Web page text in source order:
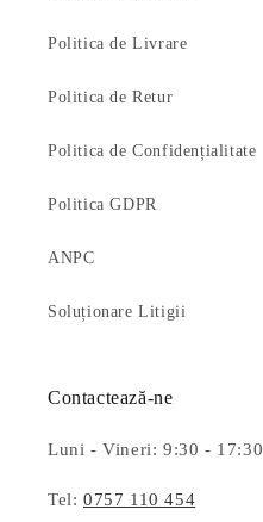
Politica de Livrare
Politica de Retur
Politica de Confidențialitate
Politica GDPR
ANPC
Soluționare Litigii
Contactează-ne
Luni - Vineri: 9:30 - 17:30
Tel:0757 110 454